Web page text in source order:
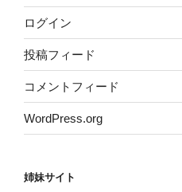
ログイン
投稿フィード
コメントフィード
WordPress.org
姉妹サイト